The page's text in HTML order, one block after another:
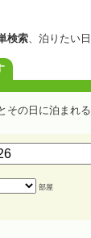
検索、泊りたい
の日に泊まれ
部屋